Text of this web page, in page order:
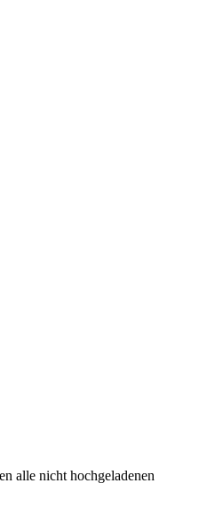
alle nicht hochgeladenen